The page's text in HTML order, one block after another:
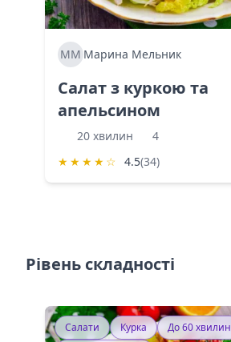
ММ Марина Мельник
Салат з куркою та
апельсином
20 хвилин
4
★ ★ ★ ★ ☆ 4.5(34)
Рівень складності
Салати Курка
До 60 хвилин